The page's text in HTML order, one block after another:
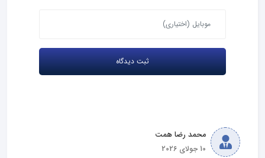
محمد رضا همت
10 جولای 2026